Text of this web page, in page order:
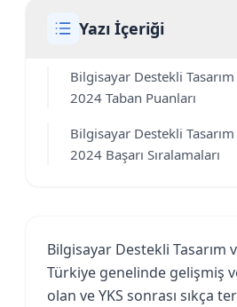
Yazı İçeriği
Bilgisayar Destekli
2024 Taban Puanları
Bilgisayar Destekli
2024 Başarı Sıralamaları
Bilgisayar Destekli Tasarım
Türkiye genelinde gelişmiş
olan ve YKS sonrası sıkça